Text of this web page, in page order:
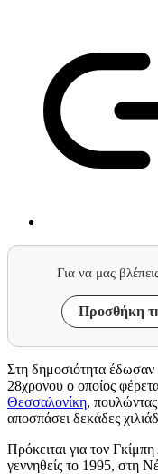
Για να μας
Προσθήκη
Στη δημοσιότητα έδωσαν
28χρονου ο οποίος
Θεσσαλονίκη,
αποσπάσει δεκάδες
Πρόκειται για τον
γεννηθείς το 1995, στη